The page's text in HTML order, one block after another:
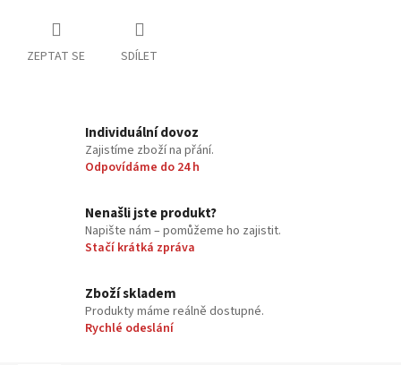
ZEPTAT SE SDÍLET
Individuální dovoz
Zajistíme zboží na přání.
Odpovídáme do 24 h
Nenašli jste produkt?
Napište nám – pomůžeme ho zajistit.
Stačí krátká zpráva
Zboží skladem
Produkty máme reálně dostupné.
Rychlé odeslání